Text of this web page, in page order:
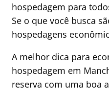
hospedagem para
Se o que você busca
hospedagens
A melhor dica para
hospedagem em
reserva com uma boa